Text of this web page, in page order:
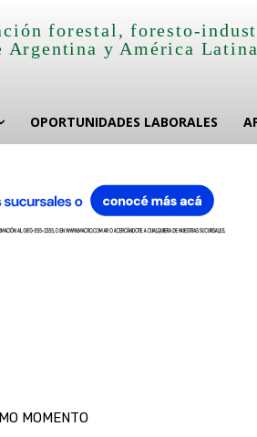
forestal, foresto-
Argentina y América
OPORTUNIDADES LABORALES
MOMENTO